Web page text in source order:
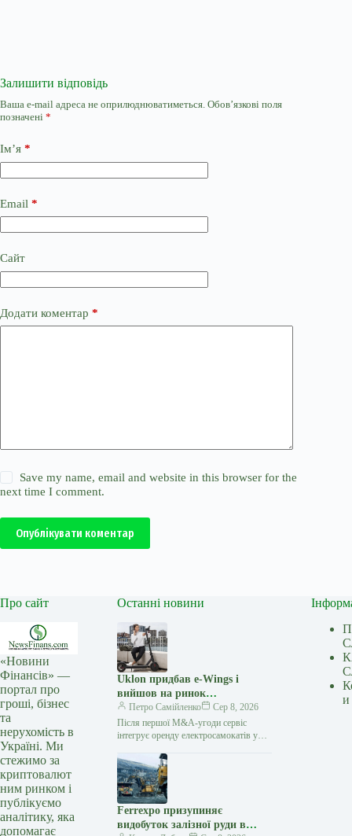
Залишити відповідь
Ваша e-mail адреса не оприлюднюватиметься. Обов’язкові поля
позначені *
Ім’я *
Email *
Сайт
Додати коментар *
Save my name, email and website in this browser for the
next time I comment.
Опублікувати коментар
Про сайт
«Новини
Фінансів» —
портал про
гроші, бізнес
та
нерухомість в
Україні. Ми
стежимо за
криптовалют
ним ринком і
публікуємо
аналітику, яка
допомагає
Останні новини
Uklon придбав e-Wings і
вийшов на ринок
електросамокатів
Петро Самійленко
Сер 8, 2026
Після першої M&A-угоди сервіс
інтегрує оренду електросамокатів у
екосистему міської мобільності
Українська технологічна компанія
Uklon завершила…
Ferrexpo призупиняє
видобуток залізної руди в
и